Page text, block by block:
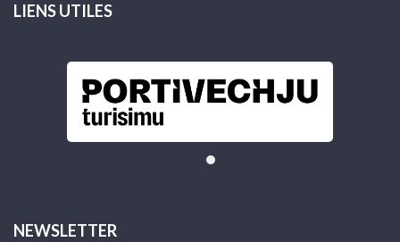
LIENS UTILES
NEWSLETTER